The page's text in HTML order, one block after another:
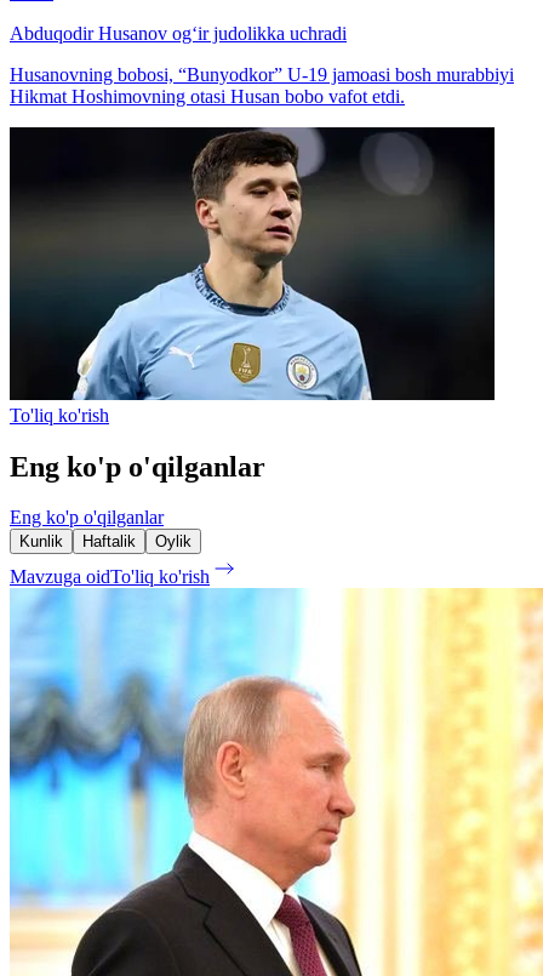
Abduqodir Husanov og‘ir judolikka uchradi
Husanovning bobosi, “Bunyodkor” U-19 jamoasi bosh murabbiyi
Hikmat Hoshimovning otasi Husan bobo vafot etdi.
To'liq ko'rish
Eng ko'p o'qilganlar
Eng ko'p o'qilganlar
Kunlik Haftalik Oylik
Mavzuga oidTo'liq ko'rish